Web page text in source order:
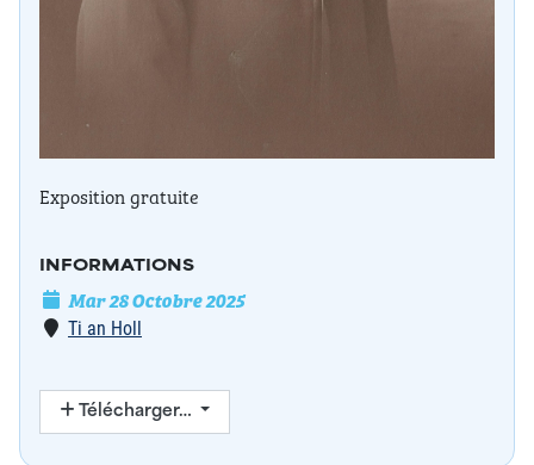
Exposition gratuite
INFORMATIONS
Date de l'événement
Mar 28 Octobre 2025
Lieu
Ti an Holl
Télécharger…